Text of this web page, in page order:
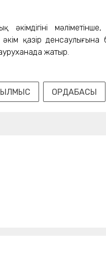
әкімдігінің
қазір денсаулығына
жатыр.
ОРДАБАСЫ